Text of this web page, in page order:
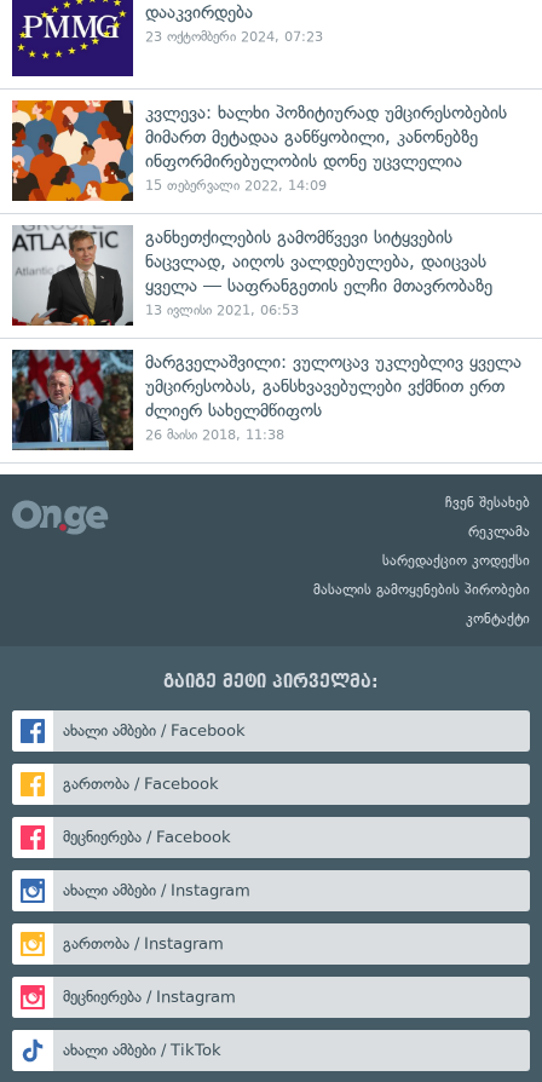
დააკვირდება
23 ოქტომბერი 2024, 07:23
კვლევა: ხალხი პოზიტიურად უმცირესობების
მიმართ მეტადაა განწყობილი, კანონებზე
ინფორმირებულობის დონე უცვლელია
15 თებერვალი 2022, 14:09
განხეთქილების გამომწვევი სიტყვების
ნაცვლად, აიღოს ვალდებულება, დაიცვას
ყველა — საფრანგეთის ელჩი მთავრობაზე
13 ივლისი 2021, 06:53
მარგველაშვილი: ვულოცავ უკლებლივ ყველა
უმცირესობას, განსხვავებულები ვქმნით ერთ
ძლიერ სახელმწიფოს
26 მაისი 2018, 11:38
ჩვენ შესახებ
რეკლამა
სარედაქციო კოდექსი
მასალის გამოყენების პირობები
კონტაქტი
გაიგე მეტი პირველმა:
ახალი ამბები / Facebook
გართობა / Facebook
მეცნიერება / Facebook
ახალი ამბები / Instagram
გართობა / Instagram
მეცნიერება / Instagram
ახალი ამბები / TikTok